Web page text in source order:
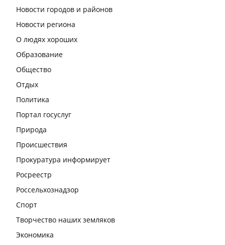
Новости городов и районов
Новости региона
О людях хороших
Образование
Общество
Отдых
Политика
Портал госуслуг
Природа
Происшествия
Прокуратура информирует
Росреестр
Россельхознадзор
Спорт
Творчество наших земляков
Экономика